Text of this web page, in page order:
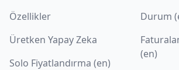
Özellikler
Üretken Yapay Zeka
Solo Fiyatlandırma (en)
Durum
(en)